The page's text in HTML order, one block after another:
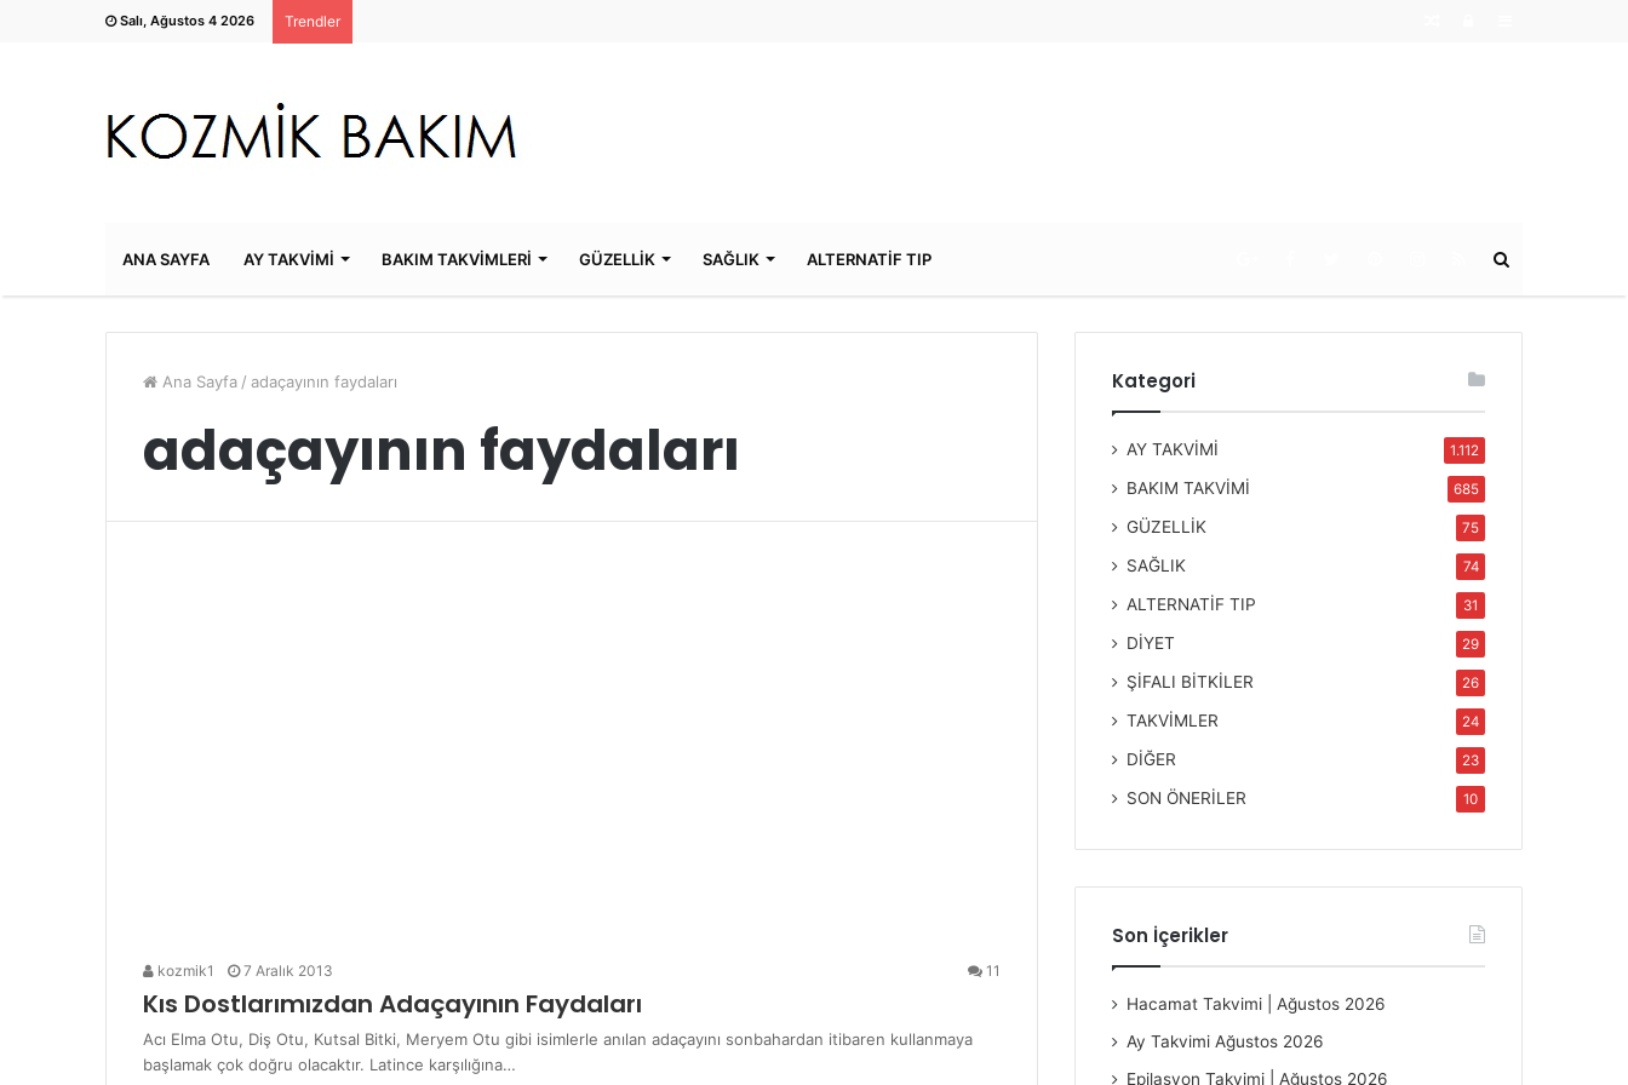
Salı, Ağustos 4 2026 Trendler
ANA SAYFA AY TAKVİMİ BAKIM TAKVİMLERİ GÜZELLİK SAĞLIK ALTERNATİF TIP
Ana Sayfa / adaçayının faydaları
adaçayının faydaları
kozmik1 7 Aralık 2013 11
Kıs Dostlarımızdan Adaçayının Faydaları
Acı Elma Otu, Diş Otu, Kutsal Bitki, Meryem Otu gibi isimlerle anılan adaçayını sonbahardan itibaren kullanmaya
başlamak çok doğru olacaktır. Latince karşılığına…
Kategori
AY TAKVİMİ 1.112
BAKIM TAKVİMİ 685
GÜZELLİK 75
SAĞLIK 74
ALTERNATİF TIP 31
DİYET 29
ŞİFALI BİTKİLER 26
TAKVİMLER 24
DİĞER 23
SON ÖNERİLER 10
Son İçerikler
Hacamat Takvimi | Ağustos 2026
Ay Takvimi Ağustos 2026
Epilasyon Takvimi | Ağustos 2026